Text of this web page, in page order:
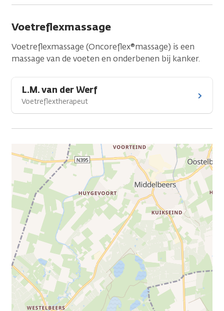
Voetreflexmassage
Voetreflexmassage (Oncoreflex®massage) is een
massage van de voeten en onderbenen bij kanker.
L.M. van der Werf
Voetreflextherapeut